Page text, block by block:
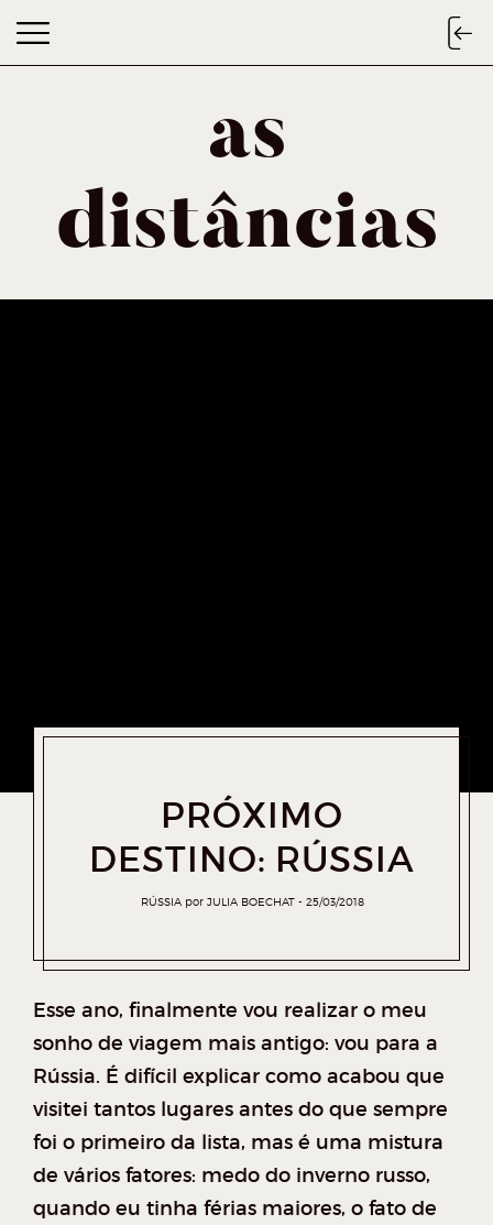
as
distâncias
PRÓXIMO
DESTINO: RÚSSIA
RÚSSIA por JULIA BOECHAT 25/03/2018
Esse ano, finalmente vou realizar o meu
sonho de viagem mais antigo: vou para a
Rússia. É difícil explicar como acabou que
visitei tantos lugares antes do que sempre
foi o primeiro da lista, mas é uma mistura
de vários fatores: medo do inverno russo,
quando eu tinha férias maiores, o fato de